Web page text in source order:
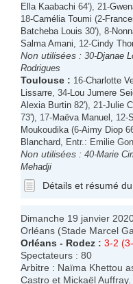
Ella Kaabachi 64'), 21-
18-Camélia Toumi (2-
Batcheba Louis 30'), 8-
Salma Amani , 12-Cindy
Non utilisées : 30-Djanae
Rodrigues
Toulouse : 16-Charlotte
Lissarre , 34- Lou Jumere
Alexia Burtin 82'), 21-Julie
73'), 17-Maëva Manuel , 12-
Moukoudika (6-Aimy Diop
Blanchard , Entr.: Emilie
Non utilisées : 40-Marie
Mehadji
Détails et résumé
Dimanche 19 janvier
Orléans (Stade Marcel
Orléans - Rodez : 3-2
Spectateurs : 80
Arbitre : Naïma Khettou
Castro et Mickaël Auffray.